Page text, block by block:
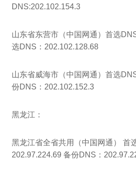
DNS:202.102.154.3
山东省东营市（中国网通）首选
选DNS：202.102.128.68
山东省威海市（中国网通）首选
份DNS：202.102.152.3
黑龙江：
黑龙江省全省共用（中国网通） 首
202.97.224.69 备份DNS：